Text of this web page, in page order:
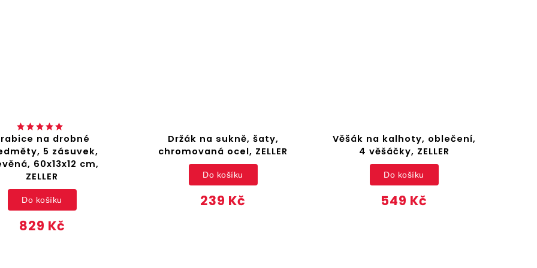
na drobné
5 zásuvek,
60x13x12 cm,
ZELLER
829 Kč
Do košíku
Držák na sukně, šaty,
chromovaná ocel, ZELLER
239 Kč
Do košíku
Věšák na kalhoty, oblečení,
4 věšáčky, ZELLER
549 Kč
Do košíku